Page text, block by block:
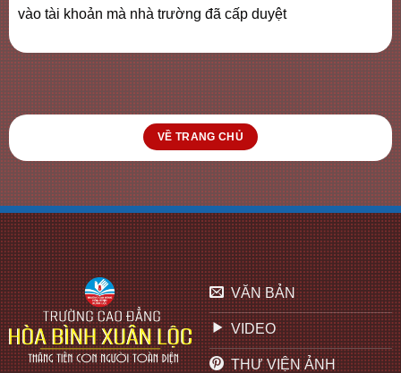
vào tài khoản mà nhà trường đã cấp duyệt
VỀ TRANG CHỦ
VĂN BẢN
VIDEO
THƯ VIỆN ẢNH